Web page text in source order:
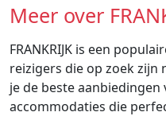
Meer over
FRANKRIJK is een
reizigers die op zoek zijn
je de beste aanbiedingen
accommodaties die